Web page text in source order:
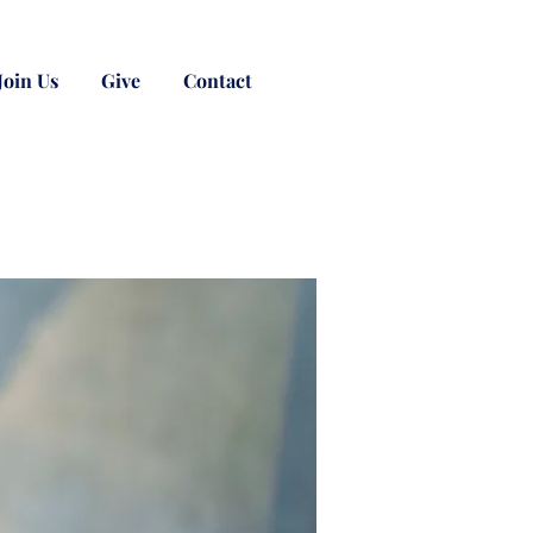
Us Give Contact